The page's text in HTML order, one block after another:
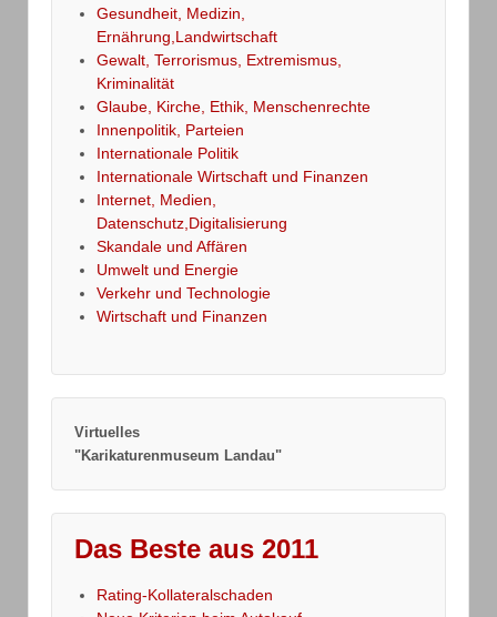
Gesundheit, Medizin,
Ernährung,Landwirtschaft
Gewalt, Terrorismus, Extremismus,
Kriminalität
Glaube, Kirche, Ethik, Menschenrechte
Innenpolitik, Parteien
Internationale Politik
Internationale Wirtschaft und Finanzen
Internet, Medien,
Datenschutz,Digitalisierung
Skandale und Affären
Umwelt und Energie
Verkehr und Technologie
Wirtschaft und Finanzen
Virtuelles
"Karikaturenmuseum Landau"
Das Beste aus 2011
Rating-Kollateralschaden